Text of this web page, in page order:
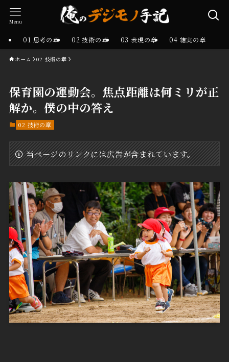
Menu
01 思考の章 02 技術の章 03 表現の章 04 結実の章
ホーム 02 技術の章
保育園の運動会。焦点距離は何ミリが正
解か。僕の中の答え
02 技術の章
当ページのリンクには広告が含まれています。